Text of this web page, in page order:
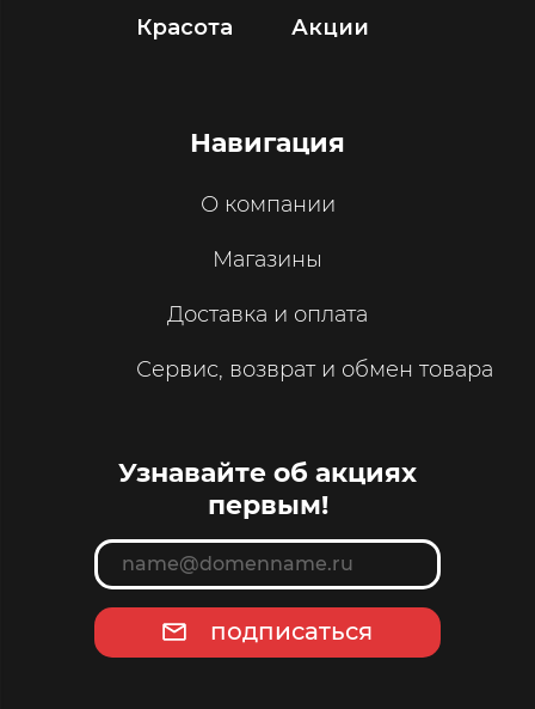
Красота Акции
Навигация
О компании
Магазины
Доставка и оплата
Сервис, возврат и обмен товара
Узнавайте об акциях
первым!
подписаться